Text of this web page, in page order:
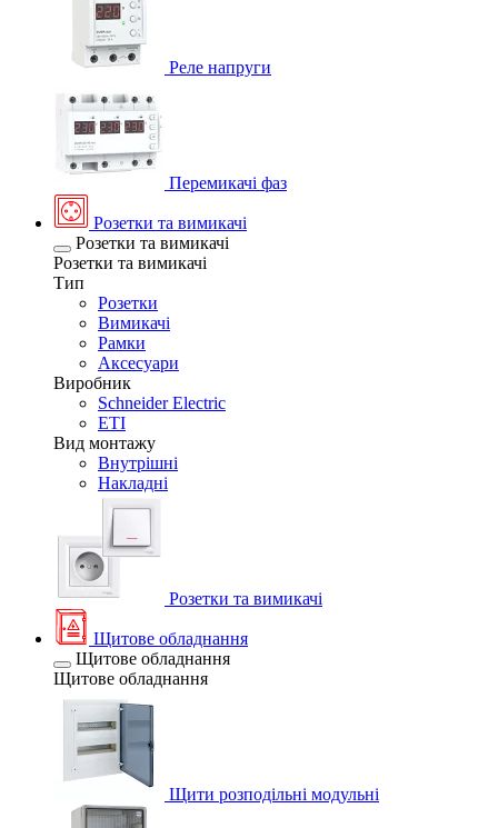
Реле напруги
Перемикачі фаз
Розетки та вимикачі
Розетки та вимикачі
Розетки та вимикачі
Тип
Розетки
Вимикачі
Рамки
Аксесуари
Виробник
Schneider Electric
ETI
Вид монтажу
Внутрішні
Накладні
Розетки та вимикачі
Щитове обладнання
Щитове обладнання
Щитове обладнання
Щити розподільні модульні